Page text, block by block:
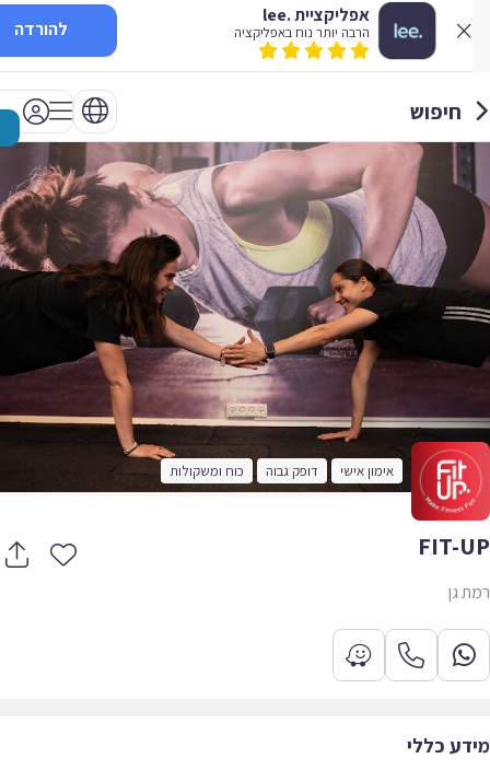
אפליקציית .lee
הרבה יותר נוח באפליקציה להורדה
חיפוש
אימון אישי דופק גבוה כוח ומשקולות
FIT-
גן
כללי